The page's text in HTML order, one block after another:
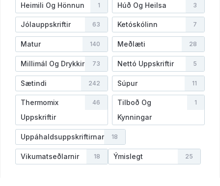
Heimili Og Hönnun 1 Húð Og Heilsa 3
Jólauppskriftir 63 Ketóskólinn 7
Matur 140 Meðlæti 28
Millimál Og Drykkir 73 Nettó Uppskriftir 5
Sætindi 242 Súpur 11
Thermomix
Uppskriftir
46
Tilboð Og
Kynningar
1
Uppáhaldsuppskriftirnar 18
Vikumatseðlarnir 18 Ýmislegt 25